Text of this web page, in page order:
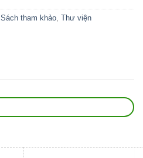
Sách tham khảo, Thư viện